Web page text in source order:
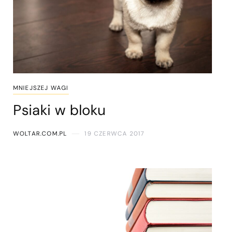
MNIEJSZEJ WAGI
Psiaki w bloku
WOLTAR.COM.PL 19 CZERWCA 2017